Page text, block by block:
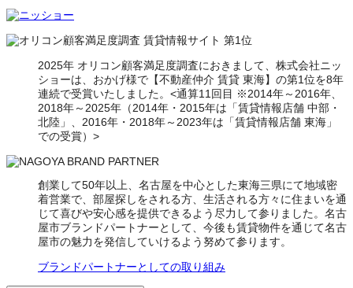
2025年 オリコン顧客満足度調査におきまして、株式会社ニッ
ショーは、おかげ様で【不動産仲介 賃貸 東海】の第1位を8年
連続で受賞いたしました。<通算11回目 ※2014年～2016年、
2018年～2025年（2014年・2015年は「賃貸情報店舗 中部・
北陸」、2016年・2018年～2023年は「賃貸情報店舗 東海」
での受賞）>
創業して50年以上、名古屋を中心とした東海三県にて地域密
着営業で、部屋探しをされる方、生活される方々に住まいを通
じて喜びや安心感を提供できるよう尽力して参りました。名古
屋市ブランドパートナーとして、今後も賃貸物件を通じて名古
屋市の魅力を発信していけるよう努めて参ります。
ブランドパートナーとしての取り組み